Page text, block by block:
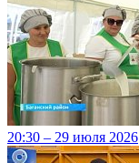
20:30 – 29 июля 2026